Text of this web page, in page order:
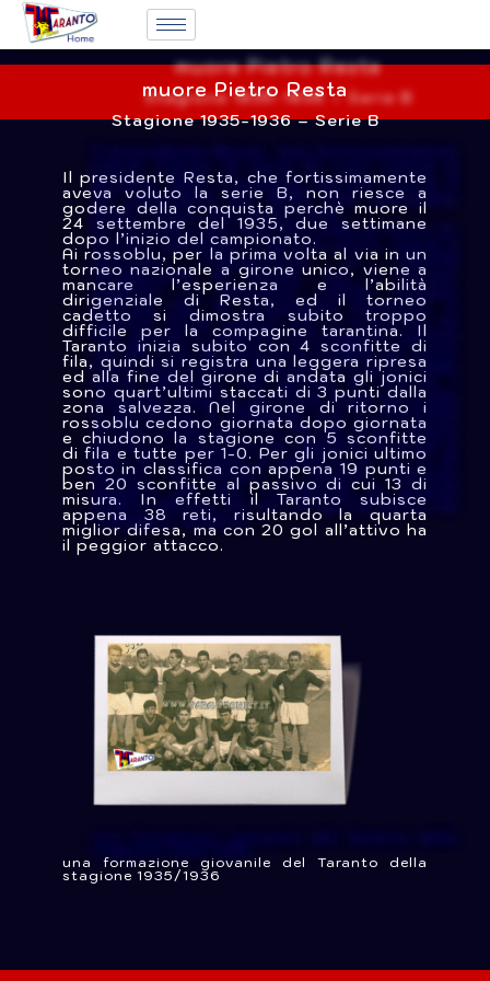
muore Pietro Resta
Stagione 1935-1936 – Serie B
Il presidente Resta, che fortissimamente
aveva voluto la serie B, non riesce a
godere della conquista perchè muore il
24 settembre del 1935, due settimane
dopo l’inizio del campionato.
Ai rossoblu, per la prima volta al via in un
torneo nazionale a girone unico, viene a
mancare l’esperienza e l’abilità
dirigenziale di Resta, ed il torneo
cadetto si dimostra subito troppo
difficile per la compagine tarantina. Il
Taranto inizia subito con 4 sconfitte di
fila, quindi si registra una leggera ripresa
ed alla fine del girone di andata gli jonici
sono quart’ultimi staccati di 3 punti dalla
zona salvezza. Nel girone di ritorno i
rossoblu cedono giornata dopo giornata
e chiudono la stagione con 5 sconfitte
di fila e tutte per 1-0. Per gli jonici ultimo
posto in classifica con appena 19 punti e
ben 20 sconfitte al passivo di cui 13 di
misura. In effetti il Taranto subisce
appena 38 reti, risultando la quarta
miglior difesa, ma con 20 gol all’attivo ha
il peggior attacco.
una formazione giovanile del Taranto della
stagione 1935/1936